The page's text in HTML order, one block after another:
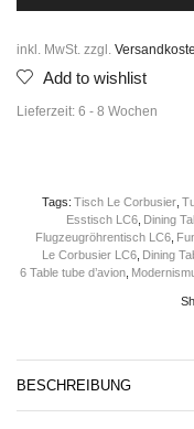
inkl. MwSt. zzgl.
Add to wishlist
Lieferzeit: 6 - 8 Wochen
Tags: Tisch Le Corbusier,
Esstisch LC6, Dining
Flugzeugröhrentisch LC6
Le Corbusier LC6, Dining
6 Table tube d’avion
BESCHREIBUNG